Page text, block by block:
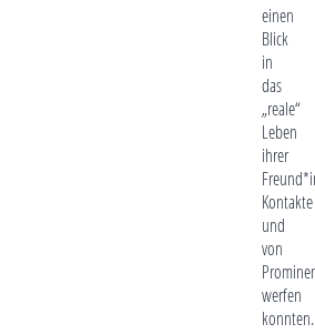
einen
Blick
in
das
„reale“
Leben
ihrer
Kontakte
und
von
werfen
konnten.